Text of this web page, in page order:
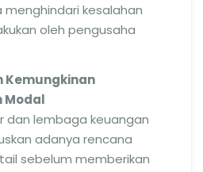
menghindari kesalahan
oleh pengusaha
Kemungkinan
Modal
dan lembaga keuangan
adanya rencana
sebelum memberikan